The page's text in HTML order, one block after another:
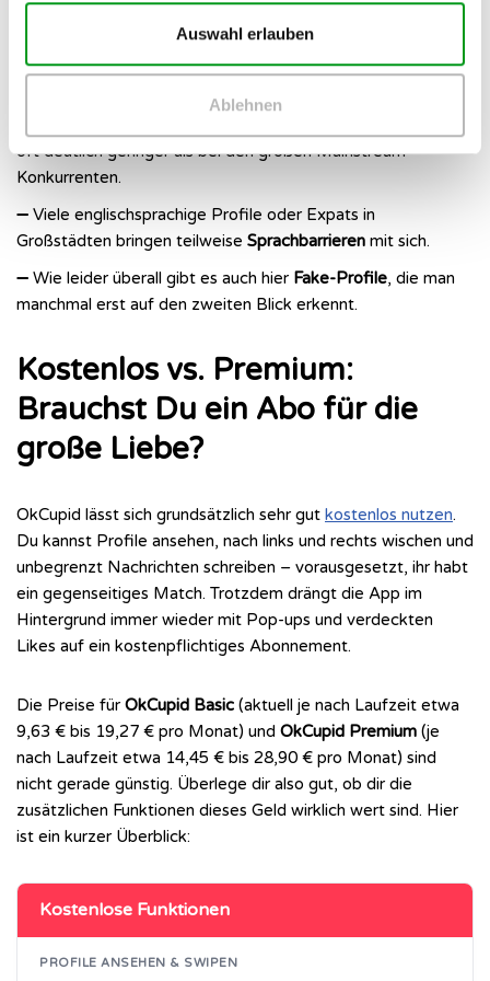
Auswahl erlauben
Ablehnen
durch tausende Fragen sind ein absoluter Pluspunkt.
➕ Du findest hier sehrinklusive, textlastige Profile, die den
oft deutlich geringer als bei den großen Mainstream-
Konkurrenten.
➖ Viele englischsprachige Profile oder Expats in
Großstädten bringen teilweise Sprachbarrieren mit sich.
➖ Wie leider überall gibt es auch hier Fake-Profile, die man
manchmal erst auf den zweiten Blick erkennt.
Kostenlos vs. Premium:
Brauchst Du ein Abo für die
große Liebe?
OkCupid lässt sich grundsätzlich sehr gut kostenlos nutzen.
Du kannst Profile ansehen, nach links und rechts wischen und
unbegrenzt Nachrichten schreiben – vorausgesetzt, ihr habt
ein gegenseitiges Match. Trotzdem drängt die App im
Hintergrund immer wieder mit Pop-ups und verdeckten
Likes auf ein kostenpflichtiges Abonnement.
Die Preise für OkCupid Basic (aktuell je nach Laufzeit etwa
9,63 € bis 19,27 € pro Monat) und OkCupid Premium (je
nach Laufzeit etwa 14,45 € bis 28,90 € pro Monat) sind
nicht gerade günstig. Überlege dir also gut, ob dir die
zusätzlichen Funktionen dieses Geld wirklich wert sind. Hier
ist ein kurzer Überblick:
Kostenlose Funktionen
PROFILE ANSEHEN & SWIPEN